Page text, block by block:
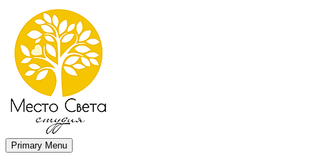
Место света. Свадебный фотограф в Орле Апальков Вячеслав
Свадебный фотограф в Орле
Primary Menu